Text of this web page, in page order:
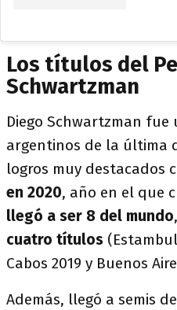
Los títulos del
Schwartzman
Diego Schwartzman fue
argentinos de la última
logros muy destacados
en 2020, año en el que
llegó a ser 8 del mundo
cuatro títulos
Cabos 2019 y Buenos
Además, llegó a semis